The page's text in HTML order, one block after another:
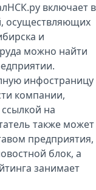
включает в
осуществляющих
и
можно найти
инфостраницу
компании,
на
также может
предприятия,
блок, а
занимает